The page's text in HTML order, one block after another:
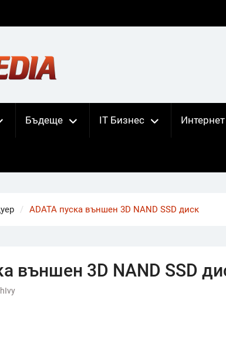
Бъдеще IT Бизнес Интернет
ADATA пуска външен 3D NAND SSD диск
външен 3D NAND SSD